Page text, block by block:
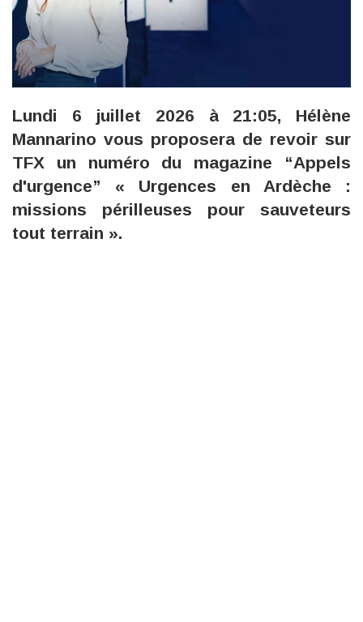
Lundi 6 juillet 2026 à 21:05, Hélène
Mannarino vous proposera de revoir sur
TFX un numéro du magazine “Appels
d'urgence” « Urgences en Ardèche :
missions périlleuses pour sauveteurs
tout terrain ».